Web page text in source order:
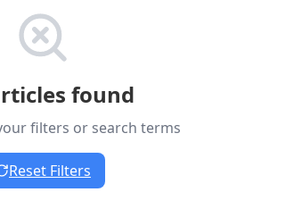
found
filters or search terms
Reset Filters